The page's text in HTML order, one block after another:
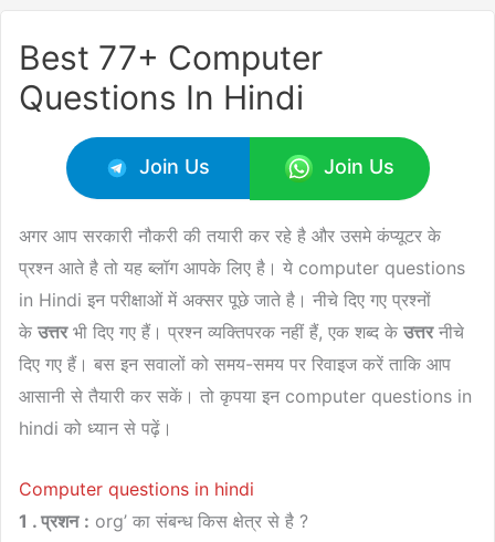
Best 77+ Computer
Questions In Hindi
Join Us Join Us
अगर आप सरकारी नौकरी की तयारी कर रहे है और उसमे कंप्यूटर के
प्रश्न आते है तो यह ब्लॉग आपके लिए है। ये computer questions
in Hindi इन परीक्षाओं में अक्सर पूछे जाते है। नीचे दिए गए प्रश्नों
के उत्तरभी दिए गए हैं। प्रश्न व्यक्तिपरक नहीं हैं, एक शब्द के उत्तरनीचे
दिए गए हैं। बस इन सवालों को समय-समय पर रिवाइज करें ताकि आप
आसानी से तैयारी कर सकें। तो कृपया इन computer questions in
hindi को ध्यान से पढ़ें।
Computer questions in hindi
1 . प्रशन : org’ का संबन्ध किस क्षेत्र से है ?